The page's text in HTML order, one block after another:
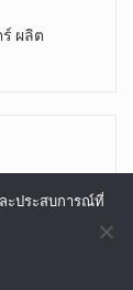
ผลิต
ะประสบการณ์ที่